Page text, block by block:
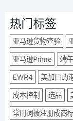
热门标签
亚马逊货物查验
亚马逊Prime 端
EWR4 美加目的
成本控制 选品
常用词被注册成商